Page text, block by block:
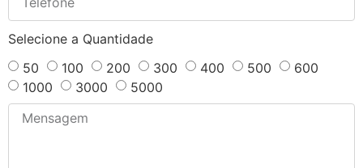
Selecione a Quantidade
50
100 200 300 400 500
600
1000
3000 5000